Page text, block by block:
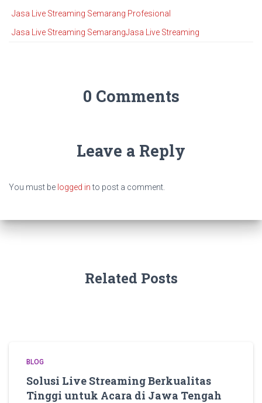
Jasa Live Streaming Semarang Profesional
Jasa Live Streaming SemarangJasa Live Streaming
0 Comments
Leave a Reply
You must be logged into post a comment.
Related Posts
BLOG
Solusi Live Streaming Berkualitas
Tinggi untuk Acara di Jawa Tengah